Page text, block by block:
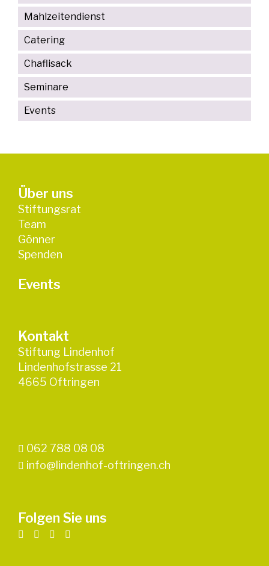
Mahlzeitendienst
Catering
Chaflisack
Seminare
Events
Über uns
Stiftungsrat
Team
Gönner
Spenden
Events
Kontakt
Stiftung Lindenhof
Lindenhofstrasse 21
4665 Oftringen
062 788 08 08
info@lindenhof-oftringen.ch
Folgen Sie uns